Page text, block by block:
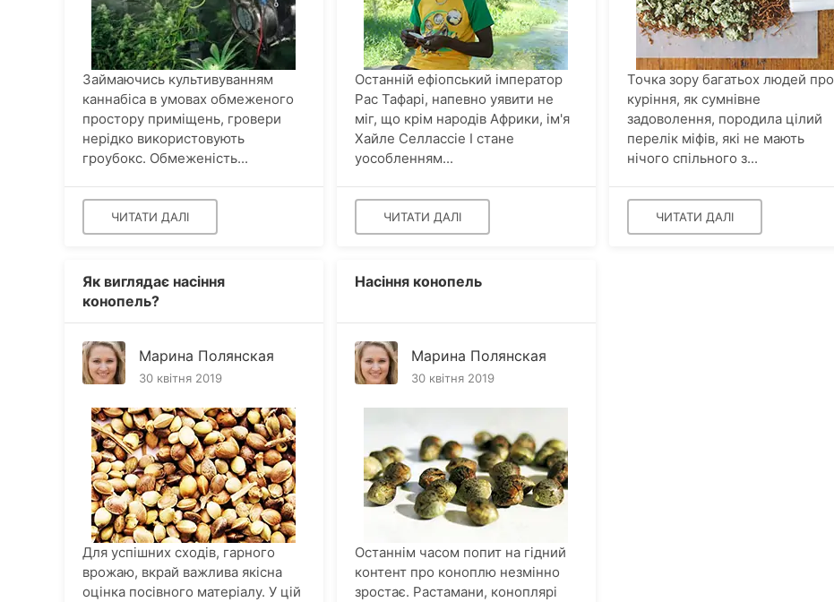
Займаючись культивуванням
каннабіса в умовах обмеженого
простору приміщень, гровери
нерідко використовують
гроубокс. Обмеженість...
ЧИТАТИ ДАЛІ
Останній ефіопський імператор
Рас Тафарі, напевно уявити не
міг, що крім народів Африки, ім'я
Хайле Селлассіе І стане
уособленням...
ЧИТАТИ ДАЛІ
Точка зору багатьох людей про
куріння, як сумнівне
задоволення, породила цілий
перелік міфів, які не мають
нічого спільного з...
ЧИТАТИ ДАЛІ
Як виглядає насіння
конопель?
Марина Полянская
30 квітня 2019
Для успішних сходів, гарного
врожаю, вкрай важлива якісна
оцінка посівного матеріалу. У цій
Насіння конопель
Марина Полянская
30 квітня 2019
Останнім часом попит на гідний
контент про коноплю незмінно
зростає. Растамани, коноплярі